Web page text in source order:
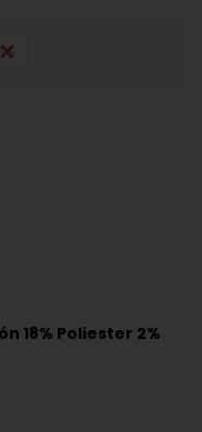
16
18% Poliester 2%